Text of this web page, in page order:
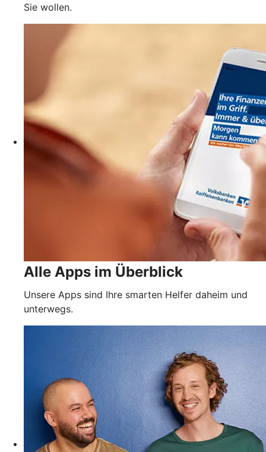
Sie wollen.
Alle Apps im Überblick
Unsere Apps sind Ihre smarten Helfer daheim und
unterwegs.